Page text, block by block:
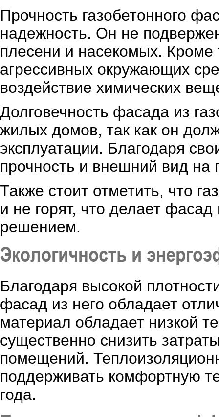
Прочность газобетонного
надежность. Он не
плесени и насекомых. Кроме
агрессивных окружающих
воздействие химических
Долговечность фасада из
жилых домов, так как он
эксплуатации. Благодаря
прочность и внешний вид на
Также стоит отметить, что
и не горят, что делает
решением.
Экологичность и
Благодаря высокой
фасад из него обладает
материал обладает низкой
существенно снизить
помещений.
поддерживать комфортную
года.